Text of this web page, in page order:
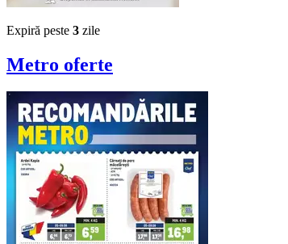
Expiră peste 3 zile
Metro oferte